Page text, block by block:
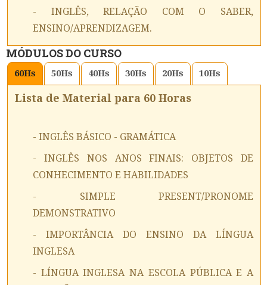
- INGLÊS, RELAÇÃO COM O SABER,
ENSINO/APRENDIZAGEM.
MÓDULOS DO CURSO
60Hs 50Hs 40Hs 30Hs 20Hs 10Hs
Lista de Material para 60 Horas
- INGLÊS BÁSICO - GRAMÁTICA
- INGLÊS NOS ANOS FINAIS: OBJETOS DE
CONHECIMENTO E HABILIDADES
- SIMPLE PRESENT/PRONOME
DEMONSTRATIVO
- IMPORTÂNCIA DO ENSINO DA LÍNGUA
INGLESA
- LÍNGUA INGLESA NA ESCOLA PÚBLICA E A